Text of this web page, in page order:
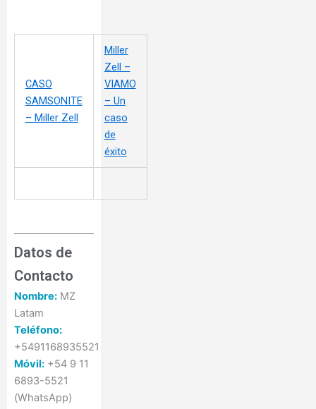
CASO
SAMSONITE
– Miller Zell
Miller
Zell –
VIAMO
– Un
caso
de
éxito
Datos de
Contacto
Nombre: MZ
Latam
Teléfono:
+5491168935521
Móvil: +54 9 11
6893-5521
(WhatsApp)